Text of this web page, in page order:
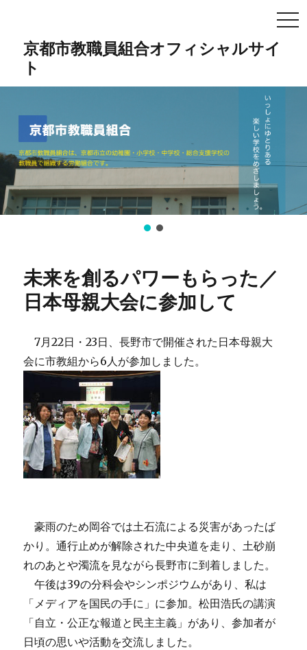
京都市教職員組合オフィシャルサイ
ト
未来を創るパワーもらった／
日本母親大会に参加して
7月22日・23日、長野市で開催された日本母親大
会に市教組から6人が参加しました。
豪雨のため岡谷では土石流による災害があったば
かり。通行止めが解除された中央道を走り、土砂崩
れのあとや濁流を見ながら長野市に到着しました。
午後は39の分科会やシンポジウムがあり、私は
「メディアを国民の手に」に参加。松田浩氏の講演
「自立・公正な報道と民主主義」があり、参加者が
日頃の思いや活動を交流しました。